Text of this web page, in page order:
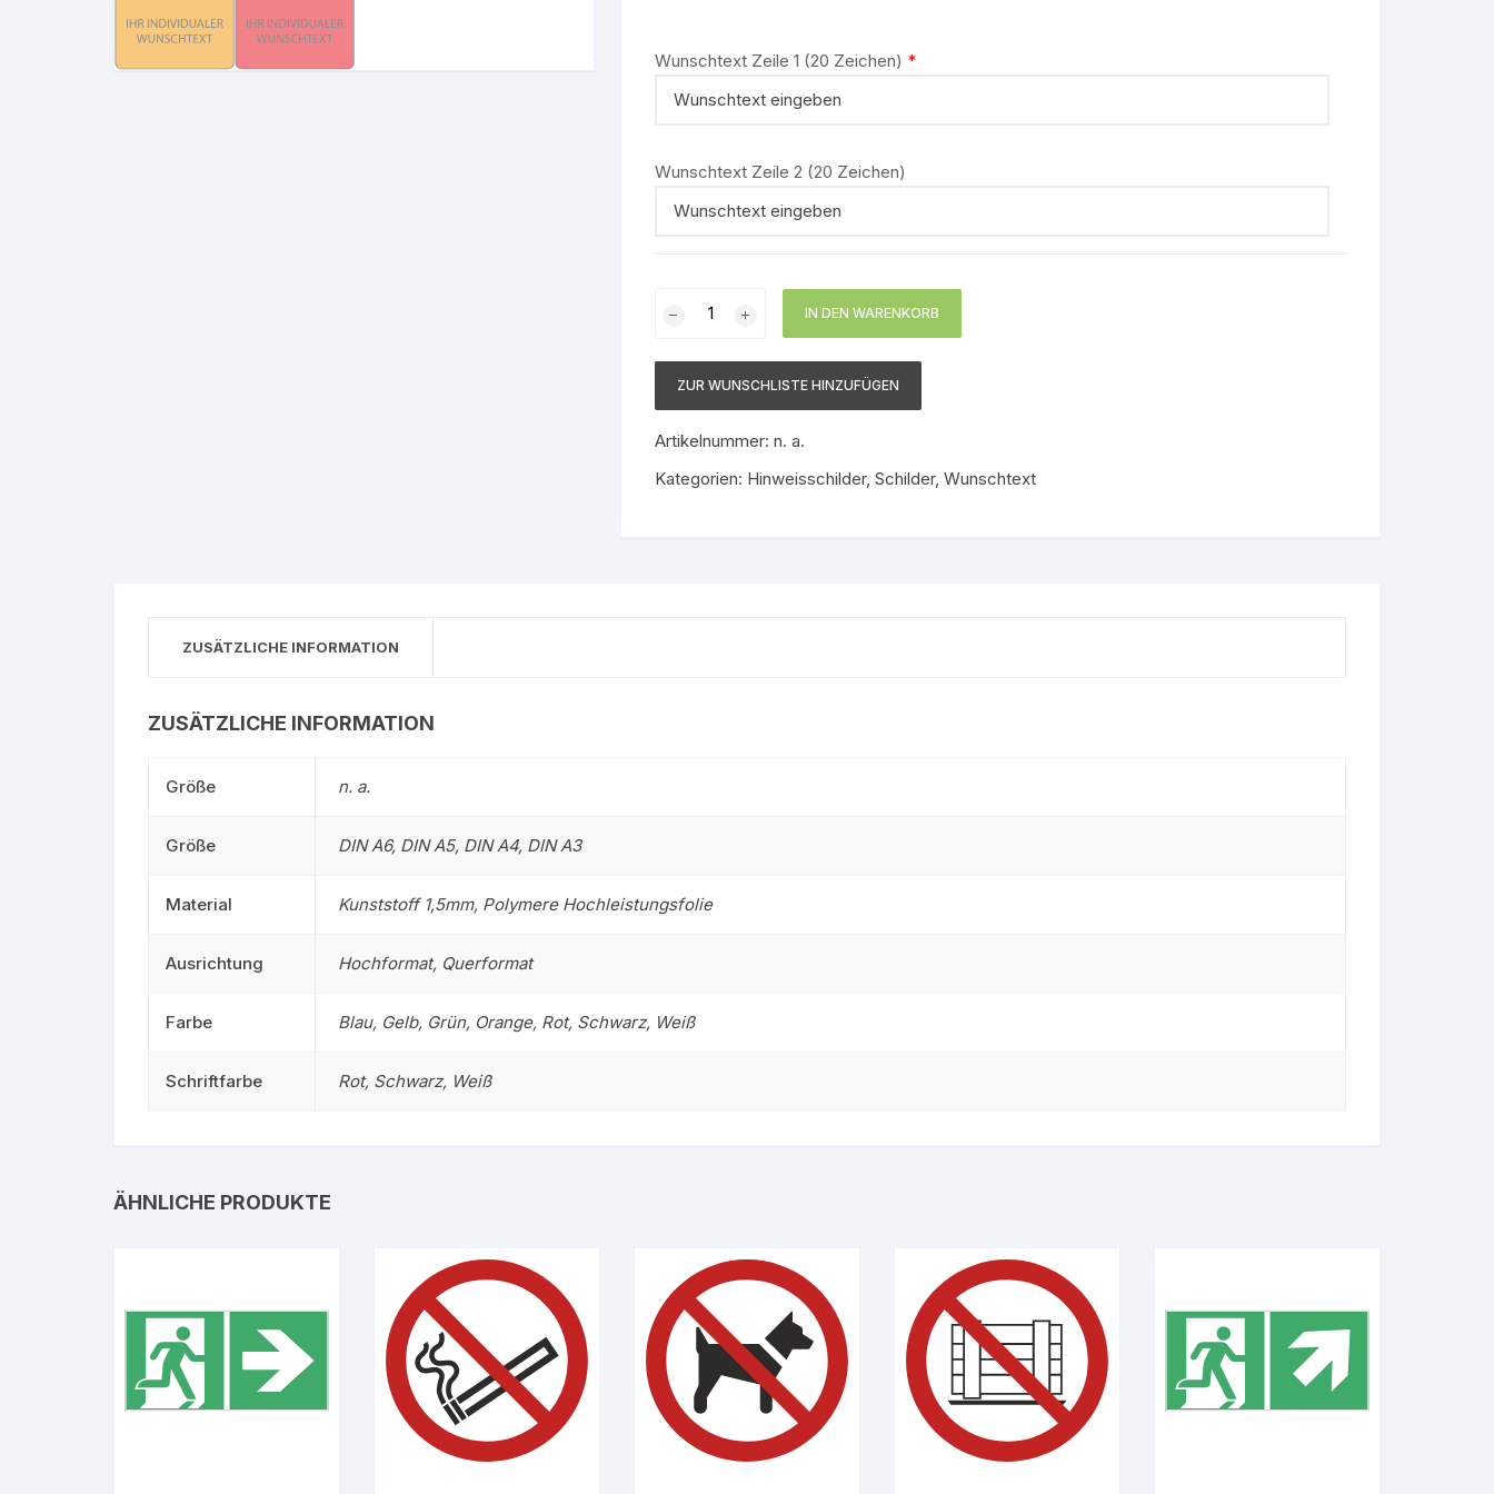
Gruppe 0 – Sauerstoff
Wunschtext Zeile 1 (20 Zeichen) *
Wunschtext Zeile 2 (20 Zeichen)
Menge
IN DEN WARENKORB
ZUR WUNSCHLISTE HINZUFÜGEN
Artikelnummer: n. a.
Kategorien: Hinweisschilder, Schilder, Wunschtext
ZUSÄTZLICHE INFORMATION
ZUSÄTZLICHE INFORMATION
Größe n. a.
Größe DIN A6, DIN A5, DIN A4, DIN A3
Material Kunststoff 1,5mm, Polymere Hochleistungsfolie
Ausrichtung Hochformat, Querformat
Farbe Blau, Gelb, Grün, Orange, Rot, Schwarz, Weiß
Schriftfarbe Rot, Schwarz, Weiß
ÄHNLICHE PRODUKTE